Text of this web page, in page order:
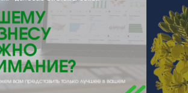
tarasovompk@mail.ru
, , , д. Таборы Минского р-на
обл.